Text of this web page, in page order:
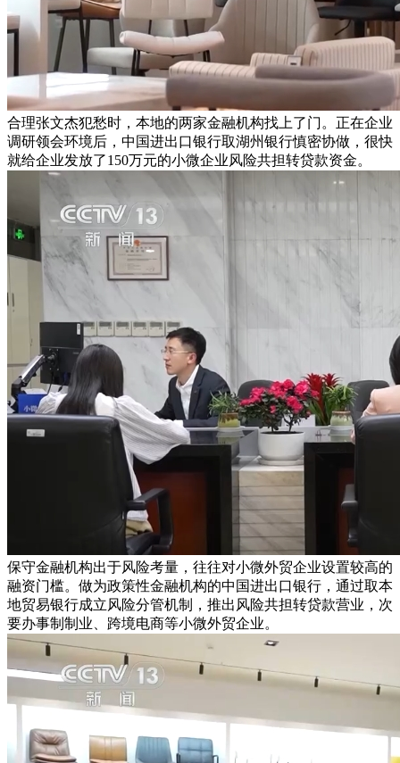
合理张文杰犯愁时，本地的两家金融机构找上了门。正在企业
调研领会环境后，中国进出口银行取湖州银行慎密协做，很快
就给企业发放了150万元的小微企业风险共担转贷款资金。
保守金融机构出于风险考量，往往对小微外贸企业设置较高的
融资门槛。做为政策性金融机构的中国进出口银行，通过取本
地贸易银行成立风险分管机制，推出风险共担转贷款营业，次
要办事制制业、跨境电商等小微外贸企业。